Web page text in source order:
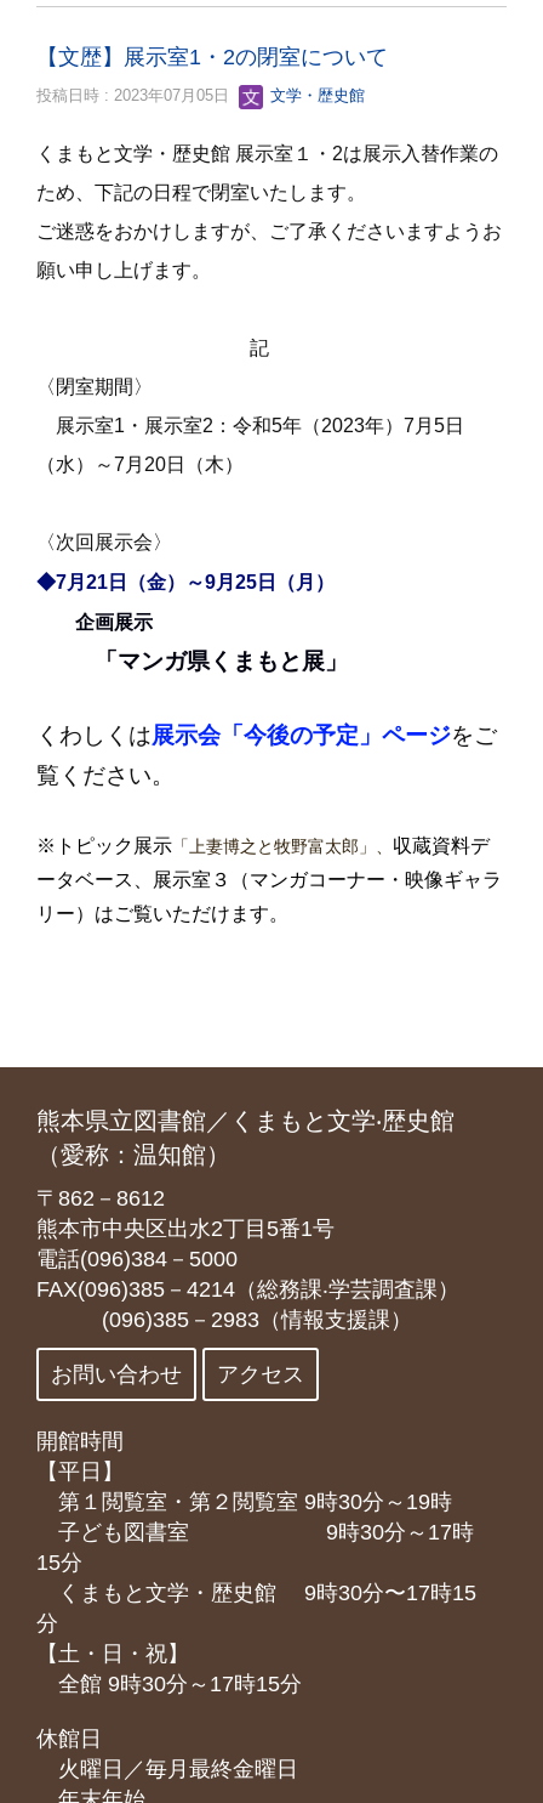
【文歴】展示室1・2の閉室について
投稿日時 : 2023年07月05日 文学・歴史館
くまもと文学・歴史館 展示室１・2は展示入替作業の
ため、下記の日程で閉室いたします。
ご迷惑をおかけしますが、ご了承くださいますようお
願い申し上げます。
記
〈閉室期間〉
展示室1・展示室2：令和5年（2023年）7月5日
（水）～7月20日（木）
〈次回展示会〉
◆7月21日（金）～9月25日（月）
企画展示
「マンガ県くまもと展」
くわしくは展示会「今後の予定」ページをご
覧ください。
※トピック展示 「上妻博之と牧野富太郎」、 収蔵資料デ
ータベース、展示室３（マンガコーナー・映像ギャラ
リー）はご覧いただけます。
熊本県立図書館／くまもと文学‧歴史館
（愛称：温知館）
〒862－8612
熊本市中央区出水2丁目5番1号
電話(096)384－5000
FAX(096)385－4214（総務課‧学芸調査課）
(096)385－2983（情報支援課）
お問い合わせ アクセス
開館時間
【平日】
第１閲覧室・第２閲覧室 9時30分～19時
子ども図書室 9時30分～17時
15分
くまもと⽂学・歴史館 9時30分〜17時15
分
【土・日・祝】
全館 9時30分～17時15分
休館日
火曜日／毎月最終金曜日